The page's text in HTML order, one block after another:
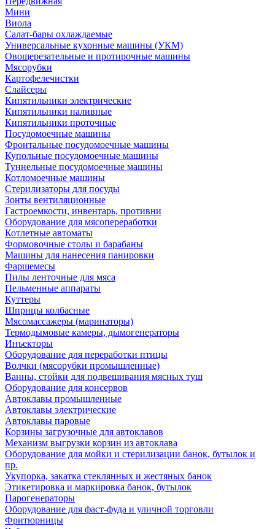
Мини
Виола
Салат-бары охлаждаемые
Универсальные кухонные машины (УКМ)
Овощерезательные и протирочные машины
Мясорубки
Картофелечистки
Слайсеры
Кипятильники электрические
Кипятильники наливные
Кипятильники проточные
Посудомоечные машины
Фронтальные посудомоечные машины
Купольные посудомоечные машины
Туннельные посудомоечные машины
Котломоечные машины
Стерилизаторы для посуды
Зонты вентиляционные
Гастроемкости, инвентарь, противни
Оборудование для мясопереработки
Котлетные автоматы
Формовочные столы и барабаны
Машины для нанесения панировки
Фаршемесы
Пилы ленточные для мяса
Пельменные аппараты
Куттеры
Шприцы колбасные
Мясомассажеры (маринаторы)
Термодымовые камеры, дымогенераторы
Инъекторы
Оборудование для переработки птицы
Волчки (мясорубки промышленные)
Ванны, стойки для подвешивания мясных туш
Оборудование для консервов
Автоклавы промышленные
Автоклавы электрические
Автоклавы паровые
Корзины загрузочные для автоклавов
Механизм выгрузки корзин из автоклава
Оборудование для мойки и стерилизации банок, бутылок и
пр.
Укупорка, закатка стеклянных и жестяных банок
Этикетировка и маркировка банок, бутылок
Парогенераторы
Оборудование для фаст-фуда и уличной торговли
Фритюрницы